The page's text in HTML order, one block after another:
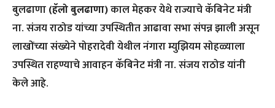
बुलढाणा(हॅलो बुलढाणा)काल मेहकर येथे राज्याचे कॅबिनेट मंत्री
ना. संजय राठोड यांच्या उपस्थितीत आढावा सभा संपन्न झाली असून
लाखोंच्या संख्येने पोहरादेवी येथील नंगारा म्युझियम सोहळ्याला
उपस्थित राहण्याचे आवाहन कॅबिनेट मंत्री ना. संजय राठोड यांनी
केले आहे.